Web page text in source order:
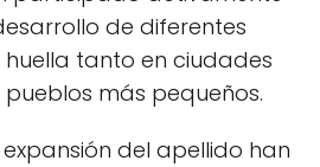
de diferentes
tanto en ciudades
más pequeños.
del apellido han